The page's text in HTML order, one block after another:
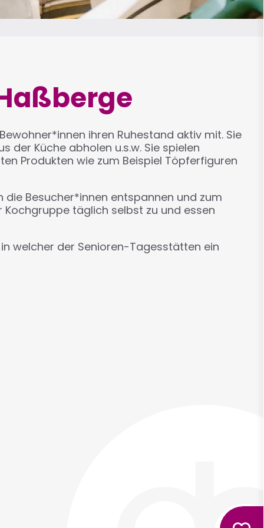
ihren Ruhestand aktiv mit. Sie
der Küche abholen u.s.w. Sie spielen
Produkten wie zum Beispiel Töpferfiguren
die Besucher*innen entspannen und zum
Kochgruppe täglich selbst zu und essen
welcher der Senioren-Tagesstätten ein